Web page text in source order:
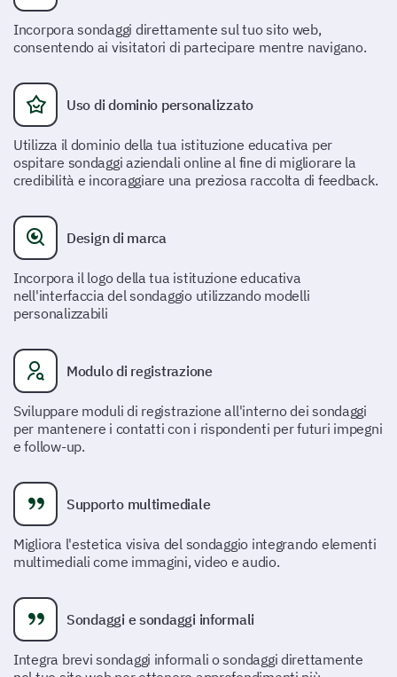
Pertinenza del curriculum
Qualità dei contenuti
Sviluppo delle abilità
Flessibilità
Quanto spesso senti che i metodi di
insegnamento sono coinvolgenti e appropriati
per il materiale?
Sempre
Spesso
A volte
Raramente
Mai
migliorare il curriculum o i metodi di
insegnamento:
Incorpora sondaggi direttamente sul tuo sito web,
consentendo ai visitatori di partecipare mentre navigano.
Uso di dominio personalizzato
Utilizza il dominio della tua istituzione educativa per
ospitare sondaggi aziendali online al fine di migliorare la
credibilità e incoraggiare una preziosa raccolta di feedback.
Design di marca
Incorpora il logo della tua istituzione educativa
nell'interfaccia del sondaggio utilizzando modelli
personalizzabili
Modulo di registrazione
Sviluppare moduli di registrazione all'interno dei sondaggi
per mantenere i contatti con i rispondenti per futuri impegni
e follow-up.
Supporto multimediale
Migliora l'estetica visiva del sondaggio integrando elementi
multimediali come immagini, video e audio.
Sondaggi e sondaggi informali
Integra brevi sondaggi informali o sondaggi direttamente